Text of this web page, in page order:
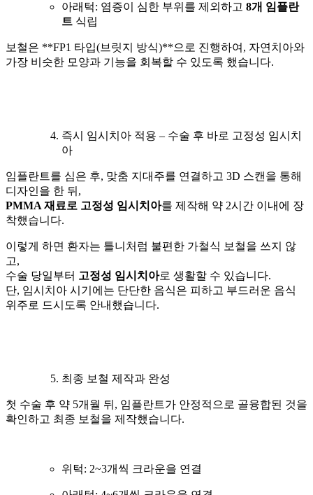
아래턱: 염증이 심한 부위를 제외하고 8개 임플란
트 식립
보철은 **FP1 타입(브릿지 방식)**으로 진행하여, 자연치아와
가장 비슷한 모양과 기능을 회복할 수 있도록 했습니다.
즉시 임시치아 적용 – 수술 후 바로 고정성 임시치
아
임플란트를 심은 후, 맞춤 지대주를 연결하고 3D 스캔을 통해
디자인을 한 뒤,
PMMA 재료로 고정성 임시치아를 제작해 약 2시간 이내에 장
착했습니다.
이렇게 하면 환자는 틀니처럼 불편한 가철식 보철을 쓰지 않
고,
수술 당일부터 고정성 임시치아로 생활할 수 있습니다.
단, 임시치아 시기에는 단단한 음식은 피하고 부드러운 음식
위주로 드시도록 안내했습니다.
최종 보철 제작과 완성
첫 수술 후 약 5개월 뒤, 임플란트가 안정적으로 골융합된 것을
확인하고 최종 보철을 제작했습니다.
위턱: 2~3개씩 크라운을 연결